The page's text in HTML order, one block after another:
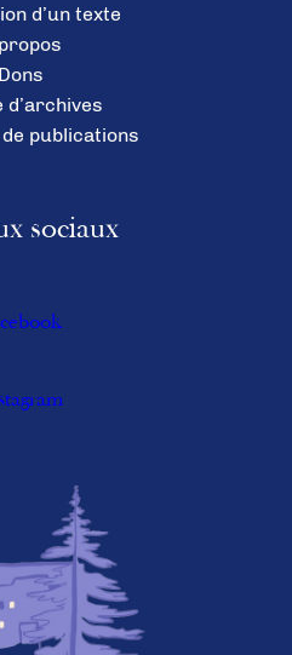
d’un texte
Dons
d’archives
publications
sociaux